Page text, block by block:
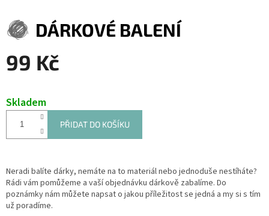
DÁRKOVÉ BALENÍ
99 Kč
Skladem
PŘIDAT DO KOŠÍKU
Neradi balíte dárky, nemáte na to materiál nebo jednoduše nestíháte?
Rádi vám pomůžeme a vaší objednávku dárkově zabalíme. Do
poznámky nám můžete napsat o jakou příležitost se jedná a my si s tím
už poradíme.